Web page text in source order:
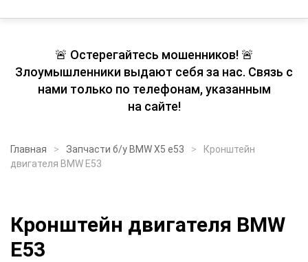
🚨 Остерегайтесь мошенников! 🚨
Злоумышленники выдают себя за нас. Связь с
нами только по телефонам, указанным
на сайте!
Главная Запчасти б/у BMW X5 e53
Кронштейн
двигателя BMW E53
Кронштейн двигателя BMW
E53